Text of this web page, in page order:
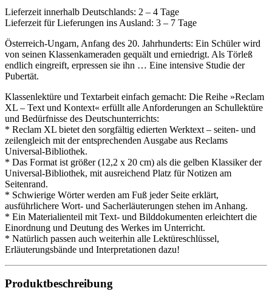
Lieferzeit innerhalb Deutschlands: 2 – 4 Tage
Lieferzeit für Lieferungen ins Ausland: 3 – 7 Tage
Österreich-Ungarn, Anfang des 20. Jahrhunderts: Ein Schüler wird
von seinen Klassenkameraden gequält und erniedrigt. Als Törleß
endlich eingreift, erpressen sie ihn … Eine intensive Studie der
Pubertät.
Klassenlektüre und Textarbeit einfach gemacht: Die Reihe »Reclam
XL – Text und Kontext« erfüllt alle Anforderungen an Schullektüre
und Bedürfnisse des Deutschunterrichts:
* Reclam XL bietet den sorgfältig edierten Werktext – seiten- und
zeilengleich mit der entsprechenden Ausgabe aus Reclams
Universal-Bibliothek.
* Das Format ist größer (12,2 x 20 cm) als die gelben Klassiker der
Universal-Bibliothek, mit ausreichend Platz für Notizen am
Seitenrand.
* Schwierige Wörter werden am Fuß jeder Seite erklärt,
ausführlichere Wort- und Sacherläuterungen stehen im Anhang.
* Ein Materialienteil mit Text- und Bilddokumenten erleichtert die
Einordnung und Deutung des Werkes im Unterricht.
* Natürlich passen auch weiterhin alle Lektüreschlüssel,
Erläuterungsbände und Interpretationen dazu!
Produktbeschreibung